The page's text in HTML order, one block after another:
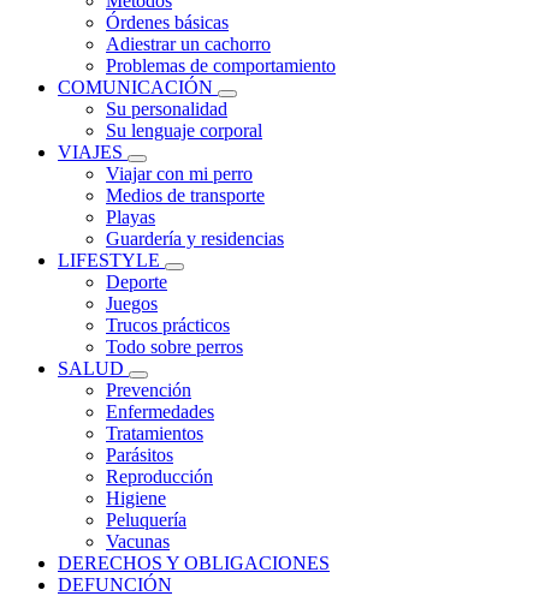
Órdenes básicas
Adiestrar un cachorro
Problemas de comportamiento
COMUNICACIÓN
Su personalidad
Su lenguaje corporal
VIAJES
Viajar con mi perro
Medios de transporte
Playas
Guardería y residencias
LIFESTYLE
Deporte
Juegos
Trucos prácticos
Todo sobre perros
SALUD
Prevención
Enfermedades
Tratamientos
Parásitos
Reproducción
Higiene
Peluquería
Vacunas
DERECHOS Y OBLIGACIONES
DEFUNCIÓN